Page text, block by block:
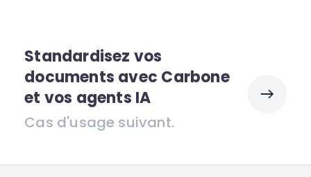
Standardisez vos
documents avec Carbone
et vos agents IA
Cas d'usage suivant.